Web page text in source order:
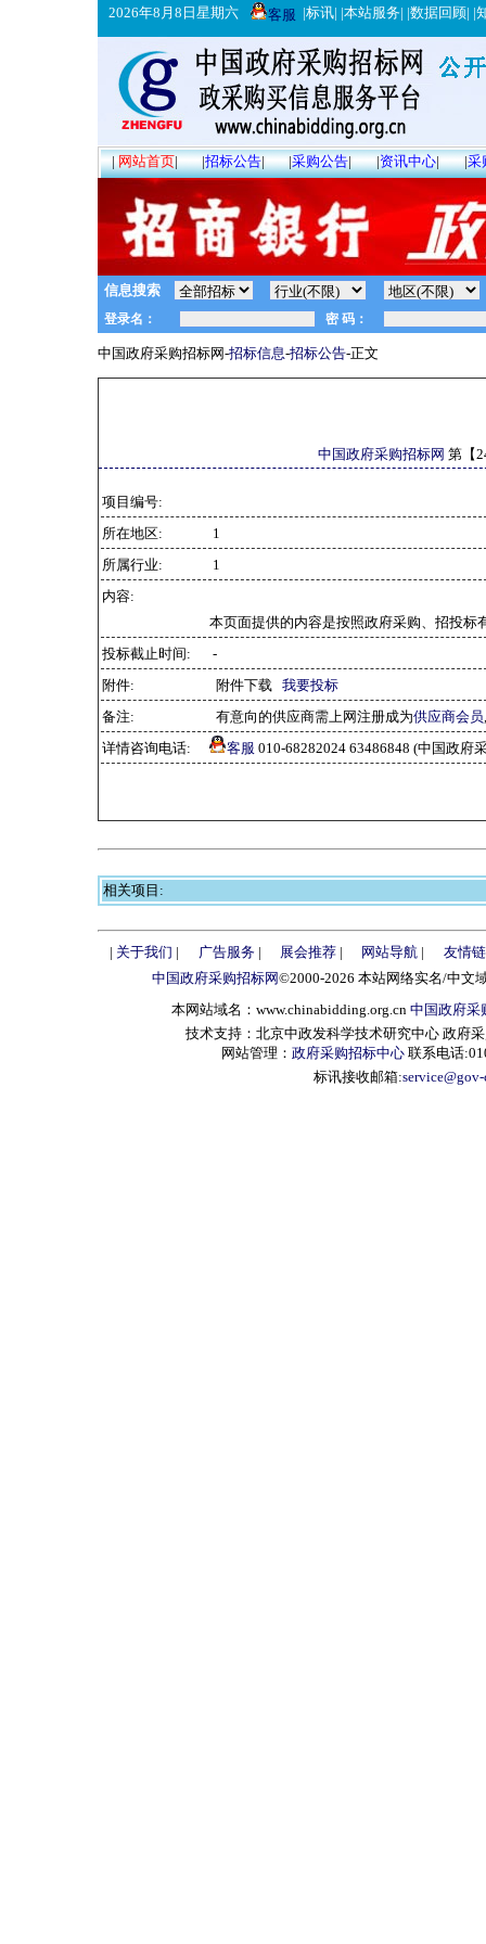
2026年8月8日星期六 客服 |标讯| |本站服务| |数据回顾| |
|网站首页| |招标公告| |采购公告| |资讯中心| |采
信息搜索
中国政府采购招标网-招标信息-招标公告-正文
中国政府采购招标网 第【
项目编号:
所在地区:
1
所属行业:
1
内容:
本页面提供的内容是按照政府采购、招投标
投标截止时间:
-
附件:
附件下载 我要投标
备注:
有意向的供应商需上网注册成为供应商会员
详情咨询电话:
客服 010-68282024 63486848 (中国政府
相关项目:
| 关于我们 | 广告服务| 展会推荐| 网站导航 |
友情
中国政府采购招标网©2000-2026 本站网络实名/中文
本网站域名：www.chinabidding.org.cn 中国政府采
技术支持：北京中政发科学技术研究中心 政府
网站管理： 政府采购招标中心 联系电话
标讯接收邮箱: